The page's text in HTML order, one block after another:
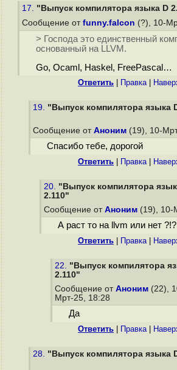
17. "Выпуск компилятора языка D
Сообщение от funny.falcon (?), 10-
> Господа это единственный
основанный на LLVM.
Go, Ocaml, Haskel, FreePascal…
Ответить Правка|
19. "Выпуск компилятора языка
Сообщение от Аноним (19), 10-
Спасибо тебе, дорогой
Ответить Правка|
20. "Выпуск компилятора
2.110"
Сообщение от Аноним (19), 10-
А раст то на llvm или нет ?!?
Ответить Правка|
22. "Выпуск компилятора
2.110"
Сообщение от Аноним (22),
Мрт-25, 18:28
Да
Ответить Правка|
28. "Выпуск компилятора языка